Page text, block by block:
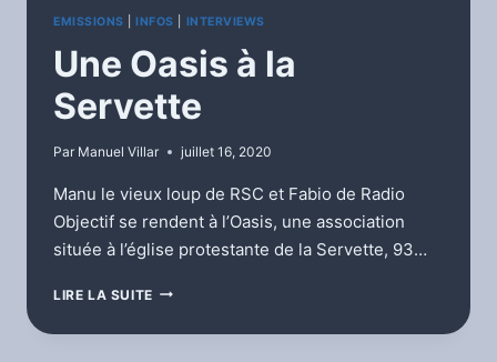
EMISSIONS INFOS INTERVIEWS
Une Oasis à la
Servette
Par Manuel Villar juillet 16, 2020
Manu le vieux loup de RSC et Fabio de Radio
Objectif se rendent à l’Oasis, une association
située à l’église protestante de la Servette, 93…
LIRE LA SUITE UNE
À